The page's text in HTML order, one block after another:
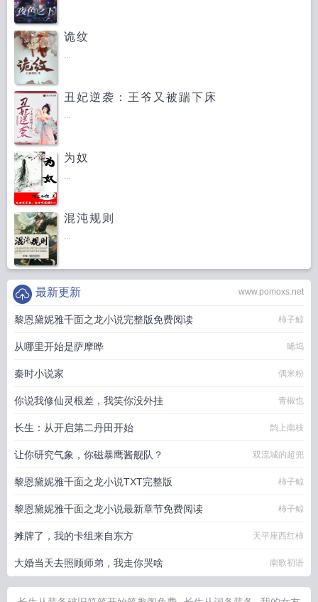
诡纹
...
丑妃逆袭：王爷又被踹下床
...
为奴
...
混沌规则
...
www.pomoxs.net
最新更新
黎恩黛妮雅千面之龙小说完整版免费阅读 柿子鲸
从哪里开始是萨摩晔 晞坞
秦时小说家 偶米粉
你说我修仙灵根差，我笑你没外挂 青椒也
长生：从开启第二丹田开始 鹊上南枝
让你研究气象，你磁暴鹰酱舰队？ 双流城的超兜
黎恩黛妮雅千面之龙小说TXT完整版 柿子鲸
黎恩黛妮雅千面之龙小说最新章节免费阅读 柿子鲸
摊牌了，我的卡组来自东方 天平座西红柿
大婚当天去照顾师弟，我走你哭啥 南歌初语